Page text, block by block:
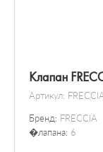
Клапан
Артикул:
Бренд: FRECCIA
�лапана: 6